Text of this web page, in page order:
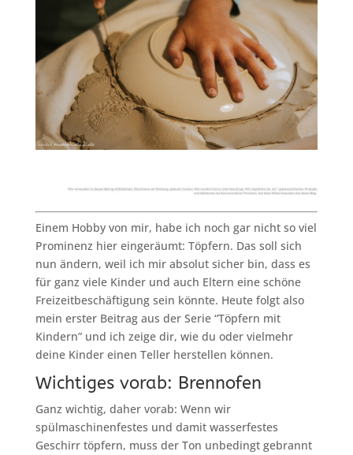
Einem Hobby von mir, habe ich noch gar nicht so viel
Prominenz hier eingeräumt: Töpfern. Das soll sich
nun ändern, weil ich mir absolut sicher bin, dass es
für ganz viele Kinder und auch Eltern eine schöne
Freizeitbeschäftigung sein könnte. Heute folgt also
mein erster Beitrag aus der Serie “Töpfern mit
Kindern” und ich zeige dir, wie du oder vielmehr
deine Kinder einen Teller herstellen können.
Wichtiges vorab: Brennofen
Ganz wichtig, daher vorab: Wenn wir
spülmaschinenfestes und damit wasserfestes
Geschirr töpfern, muss der Ton unbedingt gebrannt